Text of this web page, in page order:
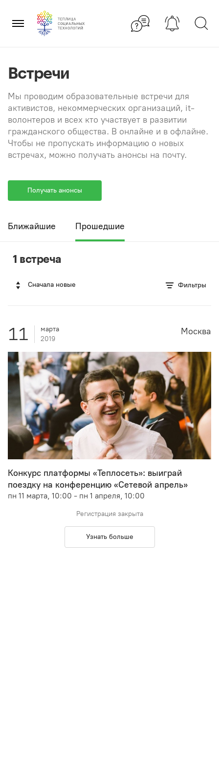
содержанию
×
Встречи
Мы проводим образовательные встречи для
активистов, некоммерческих организаций, it-
волонтеров и всех кто участвует в развитии
гражданского общества. В онлайне и в офлайне.
Чтобы не пропускать информацию о новых
встречах, можно получать анонсы на почту.
Получать анонсы
Ближайшие Прошедшие
1 встреча
Сначала новые Фильтры
11
марта
2019
Конкурс платформы «Теплосеть»: выиграй
поездку на конференцию «Сетевой апрель»
пн 11 марта, 10:00 - пн 1 апреля, 10:00
Москва
Регистрация закрыта
Узнать больше